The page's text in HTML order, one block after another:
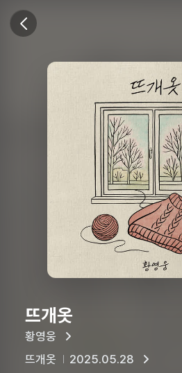
U+뮤직벨링
이전 화면
뜨개옷
황영웅
뜨개옷
2025.05.28